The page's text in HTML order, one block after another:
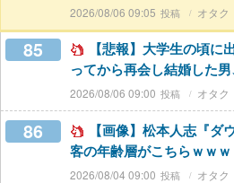
2026/08/06 09:05 オタク
85
【悲報】大学生の頃に
ってから再会し結婚した
2026/08/06 09:00 オタク
86
【画像】松本人志『ダ
客の年齢層がこちらｗｗｗ
2026/08/04 09:00 オタク